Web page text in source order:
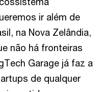
ir além de
na Nova Zelândia,
não há fronteiras
Garage já faz a
de qualquer